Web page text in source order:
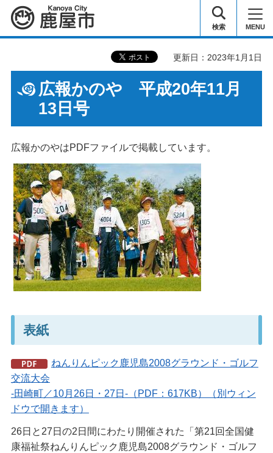
鹿屋市 検索 MENU
更新日：2023年1月1日
広報かのや 平成20年11月
13日号
広報かのやはPDFファイルで掲載しています。
表紙
ねんりんピック鹿児島2008グラウンド・ゴルフ
交流大会
-田崎町／10月26日・27日-（PDF：617KB）（別ウィン
ドウで開きます）
26日と27日の2日間にわたり開催された「第21回全国健
康福祉祭ねんりんピック鹿児島2008グラウンド・ゴルフ